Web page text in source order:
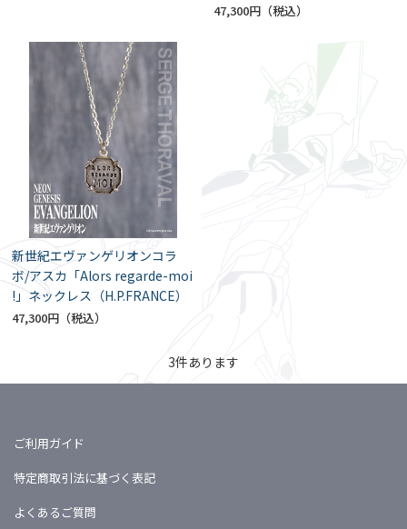
47,300円
新世紀エヴァンゲリオンコラ
ボ/アスカ「Alors regarde-moi
!」ネックレス（H.P.FRANCE）
47,300円
3件あります
ご利用ガイド
特定商取引法に基づく表記
よくあるご質問